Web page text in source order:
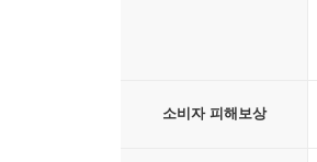
소비자 피해보상